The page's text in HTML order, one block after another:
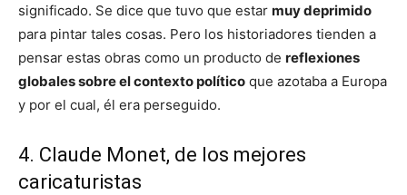
significado. Se dice que tuvo que estar muy deprimido
para pintar tales cosas. Pero los historiadores tienden a
pensar estas obras como un producto de reflexiones
globales sobre el contexto político que azotaba a Europa
y por el cual, él era perseguido.
4. Claude Monet, de los mejores
caricaturistas